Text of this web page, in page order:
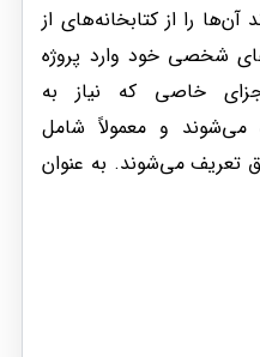
را از کتابخانه‌های از
شخصی خود وارد پروژه
خاصی که نیاز به
می‌شوند و معمولاً شامل
تعریف می‌شوند. به عنوان